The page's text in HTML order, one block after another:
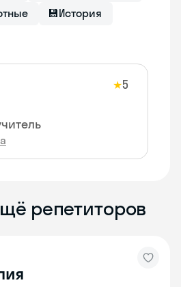
💾История
★5
репетиторов